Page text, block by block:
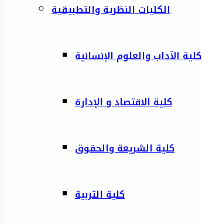
الكليات النظرية والتطبيقية
كلية الآداب والعلوم الإنسانية
كلية الاقتصاد و الإدارة
كلية الشريعة والحقوق
كلية التربية